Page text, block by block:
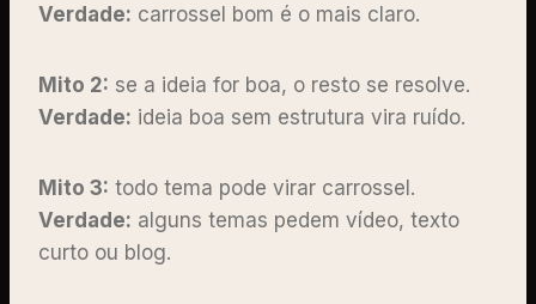
Verdade: carrossel bom é o mais claro.
Mito 2: se a ideia for boa, o resto se resolve.
Verdade: ideia boa sem estrutura vira ruído.
Mito 3: todo tema pode virar carrossel.
Verdade: alguns temas pedem vídeo, texto
curto ou blog.